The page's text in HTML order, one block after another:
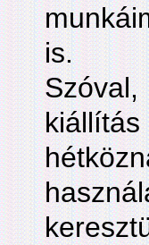
is.